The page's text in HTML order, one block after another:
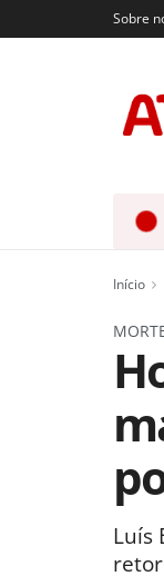
Sobre
Início
Luís